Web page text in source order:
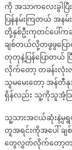
ကို အသာကလေးခွါပ
ပြန်နမ်းကြတယ် အ
တို့နှစ်ဦးကုတင်ပေါ်ကဆ
ချစ်တယ်လို့တဖွဖွပ
တုတုနဲ့ပြန်ပြောတယ် ပ
လိုက်တော့ တခန်းလုံး
သူမမေးတော့ အန်တီ
ရှိန်လည်း သူ့ကိုသူအံ့သ
သူ့သားအငယ်ဆုံးနဲ့
တူအရင်းကိုအပေါ် ချစ်
တွေလွှတ်လိုက်တော့တ